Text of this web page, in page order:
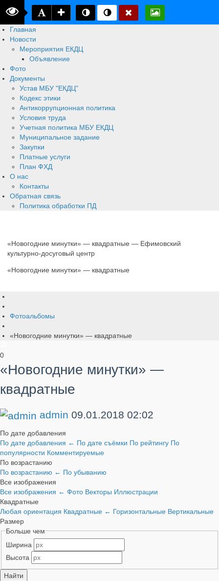
Главная
Новости
Мероприятия ЕКДЦ
Объявление
Фото
Документы
Устав МБУ "ЕКДЦ"
Кодекс этики
Антикоррупционная политика
Условия труда
Учетная политика МБУ ЕКДЦ
Муниципальное задание
Закупки
Платные услуги
План ФХД
О нас
Контакты
Обратная связь
Политика обработки ПД
«Новогодние минутки» — квадратные — Ефимовский
культурно-досуговый центр
«Новогодние минутки» — квадратные
Фотоальбомы
«Новогодние минутки» — квадратные
0
«Новогодние минутки» —
квадратные
admin 09.01.2018 02:02
По дате добавления
По дате добавления ← По дате съёмки По рейтингу По
популярности Комментируемые
По возрастанию
По возрастанию ← По убыванию
Все изображения
Все изображения ← Фото Векторы Иллюстрации
Квадратные
Любая ориентация Квадратные ← Горизонтальные Вертикальные
Размер
Больше чем
Ширина
Высота